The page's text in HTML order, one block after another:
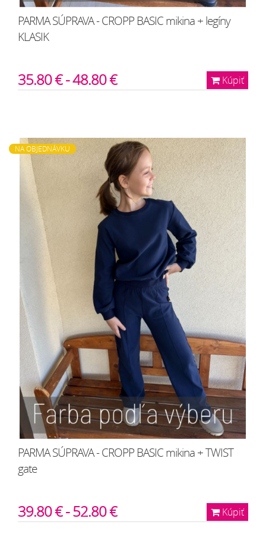
PARMA SÚPRAVA - CROPP BASIC mikina + legíny
KLASIK
Kúpiť
35.80 € - 48.80 €
NA OBJEDNÁVKU
PARMA SÚPRAVA - CROPP BASIC mikina + TWIST
gate
Kúpiť
39.80 € - 52.80 €